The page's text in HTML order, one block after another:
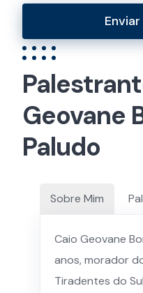
Geovane
Paludo
Sobre Mim
Caio Geovane
anos, morador
Tiradentes do